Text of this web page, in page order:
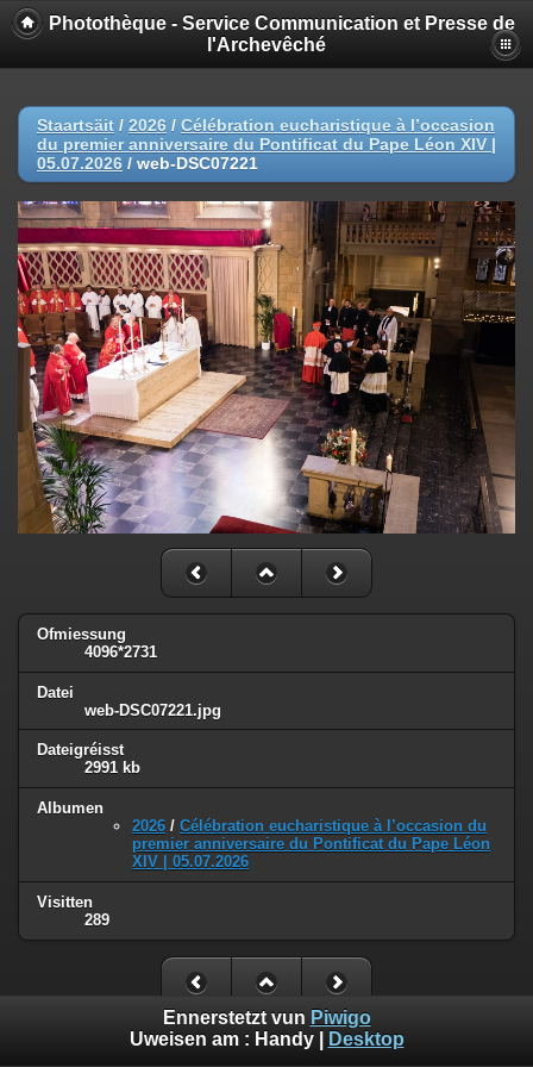
Photothèque - Service Communication et Presse de
l'Archevêché
Staartsäit / 2026 / Célébration eucharistique à l’occasion
du premier anniversaire du Pontificat du Pape Léon XIV |
05.07.2026 / web-DSC07221
Ofmiessung
4096*2731
Datei
web-DSC07221.jpg
Dateigréisst
2991 kb
Albumen
2026 / Célébration eucharistique à l’occasion du
premier anniversaire du Pontificat du Pape Léon
XIV | 05.07.2026
Visitten
289
Ennerstetzt vun Piwigo
Uweisen am : Handy| Desktop